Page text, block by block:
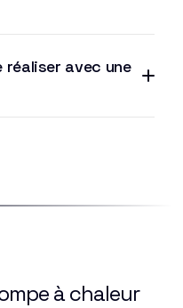
réaliser avec une
à chaleur